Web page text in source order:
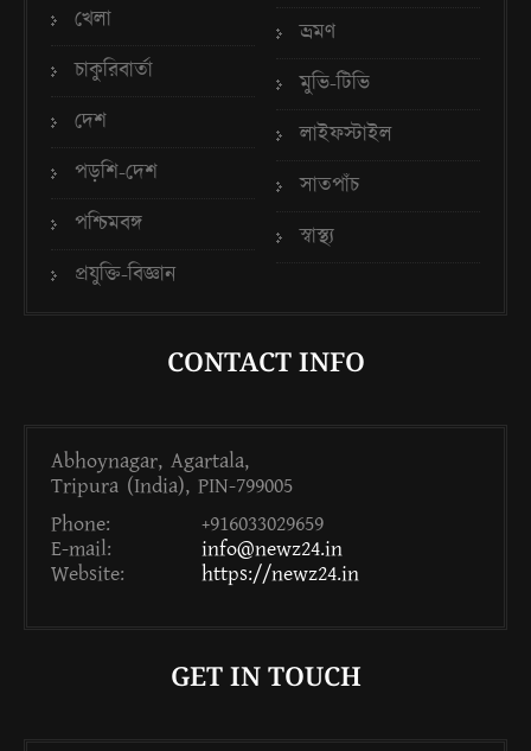
খেলা
চাকুরিবার্তা
দেশ
পড়শি-দেশ
পশ্চিমবঙ্গ
প্রযুক্তি-বিজ্ঞান
ভ্রমণ
মুভি-টিভি
লাইফস্টাইল
সাতপাঁচ
স্বাস্থ্য
CONTACT INFO
Abhoynagar, Agartala,
Tripura (India), PIN-799005
Phone:
+916033029659
E-mail:
info@newz24.in
Website:
https://newz24.in
GET IN TOUCH